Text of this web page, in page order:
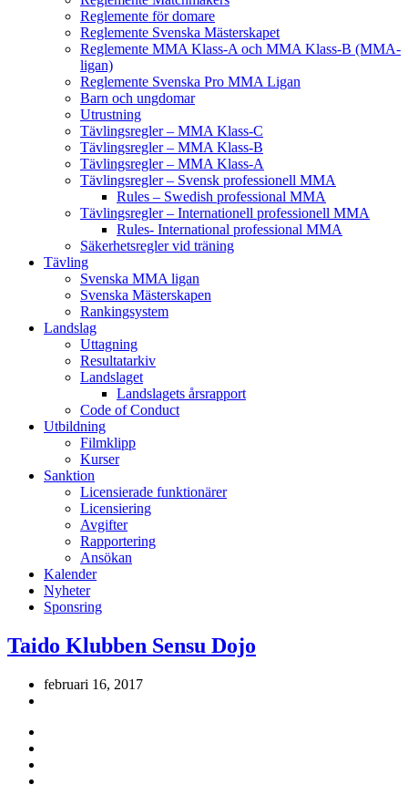
Reglemente för domare
Reglemente Svenska Mästerskapet
Reglemente MMA Klass-A och MMA Klass-B (MMA-
ligan)
Reglemente Svenska Pro MMA Ligan
Barn och ungdomar
Utrustning
Tävlingsregler – MMA Klass-C
Tävlingsregler – MMA Klass-B
Tävlingsregler – MMA Klass-A
Tävlingsregler – Svensk professionell MMA
Rules – Swedish professional MMA
Tävlingsregler – Internationell professionell MMA
Rules- International professional MMA
Säkerhetsregler vid träning
Tävling
Svenska MMA ligan
Svenska Mästerskapen
Rankingsystem
Landslag
Uttagning
Resultatarkiv
Landslaget
Landslagets årsrapport
Code of Conduct
Utbildning
Filmklipp
Kurser
Sanktion
Licensierade funktionärer
Licensiering
Avgifter
Rapportering
Ansökan
Kalender
Nyheter
Sponsring
Taido Klubben Sensu Dojo
februari 16, 2017